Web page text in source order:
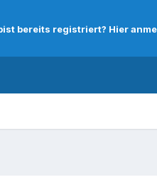
bereits registriert? Hier